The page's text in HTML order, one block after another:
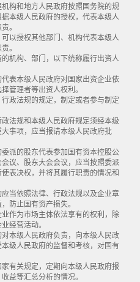
构和地方人民政府按照国务院的规
本级人民政府的授权，代表本级人
。
以授权其他部门、机构代表本级人
。
机构、部门，以下统称履行出资人
表本级人民政府对国家出资企业依
管理者等出资人权利。
政法规的规定，制定或者参与制定
法规和本级人民政府规定须经本级
事项，应当报请本级人民政府批
派的股东代表参加国有资本控股公
议、股东大会会议，应当按照委派
表决权，并将其履行职责的情况和
当依照法律、行政法规以及企业章
防止国有资产损失。
作为市场主体依法享有的权利，除
经营活动。
本级人民政府负责，向本级人民政
级人民政府的监督和考核，对国有
有关规定，定期向本级人民政府报
益等汇总分析的情况。